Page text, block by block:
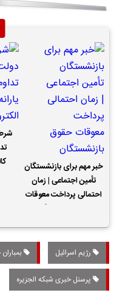
خبر مهم برای بازنشستگان
تأمین اجتماعی | زمان
احتمالی پرداخت معوقات
رژیم اسرائیل
پرسنل خبری شبکه الجزیره